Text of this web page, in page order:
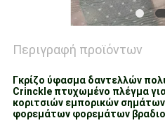
Περιγραφή προϊόντων
Γκρίζο ύφασμα δαντελλών
Crinckle πτυχωμένο πλέγμα
κοριτσιών εμπορικών
φορεμάτων φορεμάτων